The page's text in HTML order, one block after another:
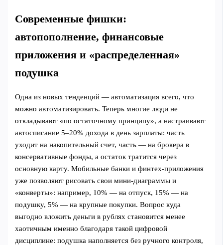
Современные фишки:
автопополнение, финансовые
приложения и «распределенная»
подушка
Одна из новых тенденций — автоматизация всего, что
можно автоматизировать. Теперь многие люди не
откладывают «по остаточному принципу», а настраивают
автосписание 5–20% дохода в день зарплаты: часть
уходит на накопительный счет, часть — на брокера в
консервативные фонды, а остаток тратится через
основную карту. Мобильные банки и финтех‑приложения
уже позволяют рисовать свои мини‑диаграммы и
«конверты»: например, 10% — на отпуск, 15% — на
подушку, 5% — на крупные покупки. Вопрос куда
выгодно вложить деньги в рублях становится менее
хаотичным именно благодаря такой цифровой
дисциплине: подушка наполняется без ручного контроля,